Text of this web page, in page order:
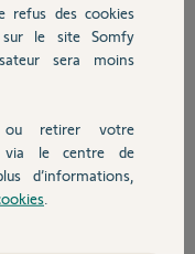
refus des cookies
sur le site Somfy
sera moins
ou retirer votre
via le centre de
d’informations,